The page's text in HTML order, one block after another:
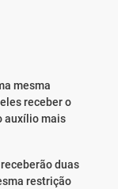
mesma
receber o
auxílio mais
duas
restrição